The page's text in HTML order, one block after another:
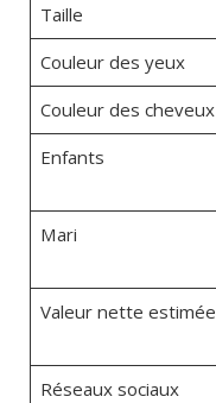
Taille
Couleur des yeux
Couleur des cheveux
Enfants
Mari
Valeur nette estimée
Réseaux sociaux